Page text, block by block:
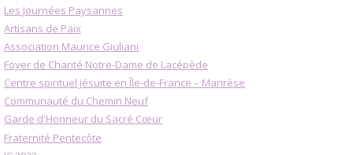
Les Journées Paysannes
Artisans de Paix
Association Maurice Giuliani
Foyer de Charité Notre-Dame de Lacépède
Centre spirituel jésuite en Île-de-France – Manrèse
Communauté du Chemin Neuf
Garde d'Honneur du Sacré Cœur
Fraternité Pentecôte